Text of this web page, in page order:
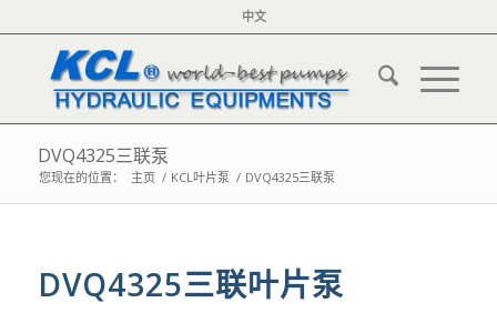
中文
DVQ4325三联泵
您现在的位置： 主页 / KCL叶片泵 / DVQ4325三联泵
DVQ4325三联叶片泵